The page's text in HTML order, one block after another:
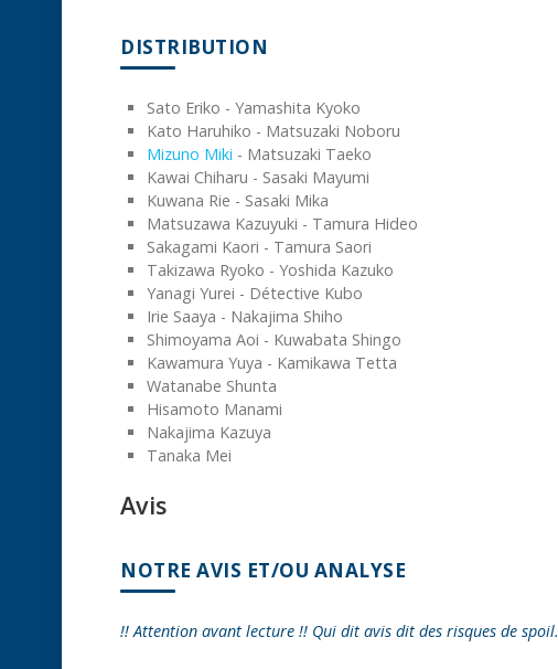
DISTRIBUTION
Sato Eriko - Yamashita Kyoko
Kato Haruhiko - Matsuzaki Noboru
Mizuno Miki - Matsuzaki Taeko
Kawai Chiharu - Sasaki Mayumi
Kuwana Rie - Sasaki Mika
Matsuzawa Kazuyuki - Tamura Hideo
Sakagami Kaori - Tamura Saori
Takizawa Ryoko - Yoshida Kazuko
Yanagi Yurei - Détective Kubo
Irie Saaya - Nakajima Shiho
Shimoyama Aoi - Kuwabata Shingo
Kawamura Yuya - Kamikawa Tetta
Watanabe Shunta
Hisamoto Manami
Nakajima Kazuya
Tanaka Mei
Avis
NOTRE AVIS ET/OU ANALYSE
!! Attention avant lecture !! Qui dit avis dit des risques de spoil.